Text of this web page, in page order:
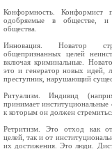
Конформность. Конформист
одобряемые в обществе, и
общества.
Инновация. Новатор
общепризнанных целей
включая криминальные.
это и генератор новых идей,
преступник, нарушающий
Ритуализм. Индивид
принимает институциональные
к которым он должен
Ретритизм. Это отход как
целей, так и от
их достижения. Это люди.